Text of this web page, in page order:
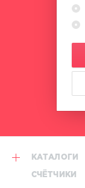
КАТАЛОГИ
СЧЁТЧИКИ